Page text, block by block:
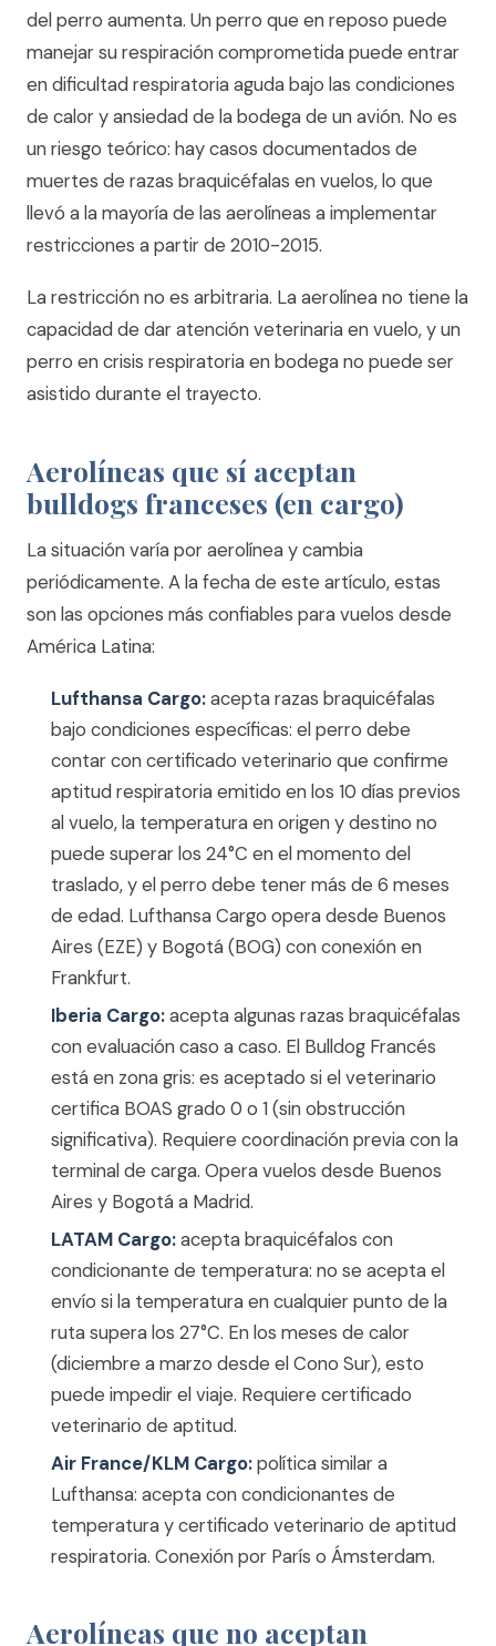
del perro aumenta. Un perro que en reposo puede
manejar su respiración comprometida puede entrar
en dificultad respiratoria aguda bajo las condiciones
de calor y ansiedad de la bodega de un avión. No es
un riesgo teórico: hay casos documentados de
muertes de razas braquicéfalas en vuelos, lo que
llevó a la mayoría de las aerolíneas a implementar
restricciones a partir de 2010-2015.
La restricción no es arbitraria. La aerolínea no tiene la
capacidad de dar atención veterinaria en vuelo, y un
perro en crisis respiratoria en bodega no puede ser
asistido durante el trayecto.
Aerolíneas que sí aceptan
bulldogs franceses (en cargo)
La situación varía por aerolínea y cambia
periódicamente. A la fecha de este artículo, estas
son las opciones más confiables para vuelos desde
América Latina:
Lufthansa Cargo:acepta razas braquicéfalas
bajo condiciones específicas: el perro debe
contar con certificado veterinario que confirme
aptitud respiratoria emitido en los 10 días previos
al vuelo, la temperatura en origen y destino no
puede superar los 24°C en el momento del
traslado, y el perro debe tener más de 6 meses
de edad. Lufthansa Cargo opera desde Buenos
Aires (EZE) y Bogotá (BOG) con conexión en
Frankfurt.
Iberia Cargo:acepta algunas razas braquicéfalas
con evaluación caso a caso. El Bulldog Francés
está en zona gris: es aceptado si el veterinario
certifica BOAS grado 0 o 1 (sin obstrucción
significativa). Requiere coordinación previa con la
terminal de carga. Opera vuelos desde Buenos
Aires y Bogotá a Madrid.
LATAM Cargo:acepta braquicéfalos con
condicionante de temperatura: no se acepta el
envío si la temperatura en cualquier punto de la
ruta supera los 27°C. En los meses de calor
(diciembre a marzo desde el Cono Sur), esto
puede impedir el viaje. Requiere certificado
veterinario de aptitud.
Air France/KLM Cargo:política similar a
Lufthansa: acepta con condicionantes de
temperatura y certificado veterinario de aptitud
respiratoria. Conexión por París o Ámsterdam.
Aerolíneas que no aceptan